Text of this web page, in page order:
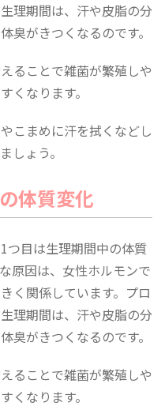
理期間は、汗や皮脂の分
臭がきつくなるのです。
ることで雑菌が繁殖しや
くなります。
こまめに汗を拭くなどし
しょう。
体質変化
つ目は生理期間中の体質
原因は、女性ホルモンで
く関係しています。プロ
理期間は、汗や皮脂の分
臭がきつくなるのです。
ることで雑菌が繁殖しや
くなります。